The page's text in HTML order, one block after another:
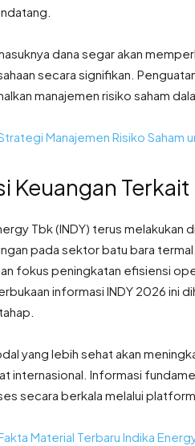
dana segar akan
secara signifikan.
manajemen risiko saham
Manajemen Risiko Saham
Keuangan Terkait
Tbk (INDY) terus
pada sektor batu bara
fokus peningkatan efisiensi
informasi INDY 2026 ini
yang lebih sehat akan
internasional. Informasi
secara berkala melalui
Material Terbaru Indika